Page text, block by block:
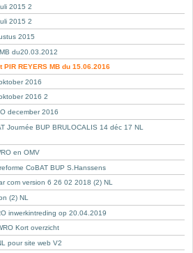
2015 2
2015 2
2015
du20.03.2012
REYERS MB du 15.06.2016
2016
2016 2
december 2016
Journée BUP BRULOCALIS 14 déc 17 NL
en OMV
CoBAT BUP S.Hanssens
com version 6 26 02 2018 (2) NL
(2) NL
inwerkintreding op 20.04.2019
Kort overzicht
pour site web V2